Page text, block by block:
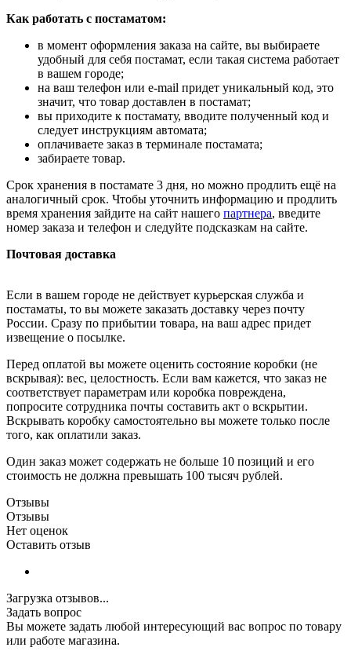
Как работать с постаматом:
в момент оформления заказа на сайте, вы выбираете
удобный для себя постамат, если такая система работает
в вашем городе;
на ваш телефон или e-mail придет уникальный код, это
значит, что товар доставлен в постамат;
вы приходите к постамату, вводите полученный код и
следует инструкциям автомата;
оплачиваете заказ в терминале постамата;
забираете товар.
Срок хранения в постамате 3 дня, но можно продлить ещё на
аналогичный срок. Чтобы уточнить информацию и продлить
время хранения зайдите на сайт нашего партнера, введите
номер заказа и телефон и следуйте подсказкам на сайте.
Почтовая доставка
Если в вашем городе не действует курьерская служба и
постаматы, то вы можете заказать доставку через почту
России. Сразу по прибытии товара, на ваш адрес придет
извещение о посылке.
Перед оплатой вы можете оценить состояние коробки (не
вскрывая): вес, целостность. Если вам кажется, что заказ не
соответствует параметрам или коробка повреждена,
попросите сотрудника почты составить акт о вскрытии.
Вскрывать коробку самостоятельно вы можете только после
того, как оплатили заказ.
Один заказ может содержать не больше 10 позиций и его
стоимость не должна превышать 100 тысяч рублей.
Отзывы
Отзывы
Нет оценок
Оставить отзыв
Загрузка отзывов...
Задать вопрос
Вы можете задать любой интересующий вас вопрос по товару
или работе магазина.